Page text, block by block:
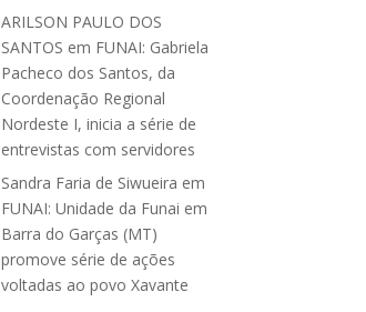
ARILSON PAULO DOS
SANTOS em FUNAI: Gabriela
Pacheco dos Santos, da
Coordenação Regional
Nordeste I, inicia a série de
entrevistas com servidores
Sandra Faria de Siwueira em
FUNAI: Unidade da Funai em
Barra do Garças (MT)
promove série de ações
voltadas ao povo Xavante